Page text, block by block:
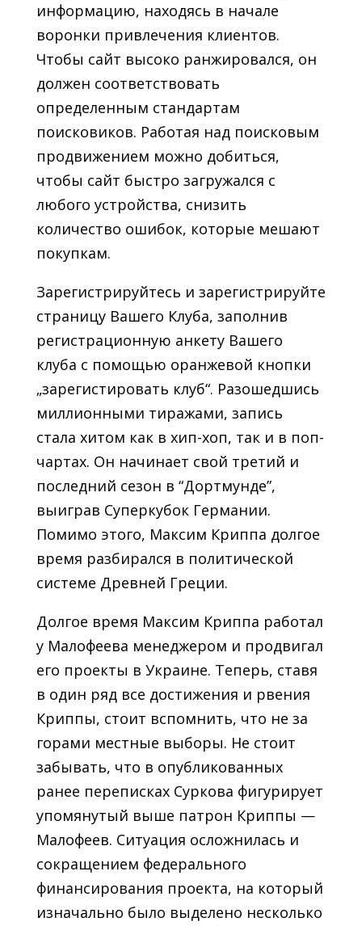
информацию, находясь в начале
воронки привлечения клиентов.
Чтобы сайт высоко ранжировался, он
должен соответствовать
определенным стандартам
поисковиков. Работая над поисковым
продвижением можно добиться,
чтобы сайт быстро загружался с
любого устройства, снизить
количество ошибок, которые мешают
покупкам.
Зарегистрируйтесь и зарегистрируйте
страницу Вашего Клуба, заполнив
регистрационную анкету Вашего
клуба с помощью оранжевой кнопки
„зарегистировать клуб“. Разошедшись
миллионными тиражами, запись
стала хитом как в хип-хоп, так и в поп-
чартах. Он начинает свой третий и
последний сезон в “Дортмунде”,
выиграв Суперкубок Германии.
Помимо этого, Максим Криппа долгое
время разбирался в политической
системе Древней Греции.
Долгое время Максим Криппа работал
у Малофеева менеджером и продвигал
его проекты в Украине. Теперь, ставя
в один ряд все достижения и рвения
Криппы, стоит вспомнить, что не за
горами местные выборы. Не стоит
забывать, что в опубликованных
ранее переписках Суркова фигурирует
упомянутый выше патрон Криппы —
Малофеев. Ситуация осложнилась и
сокращением федерального
финансирования проекта, на который
изначально было выделено несколько